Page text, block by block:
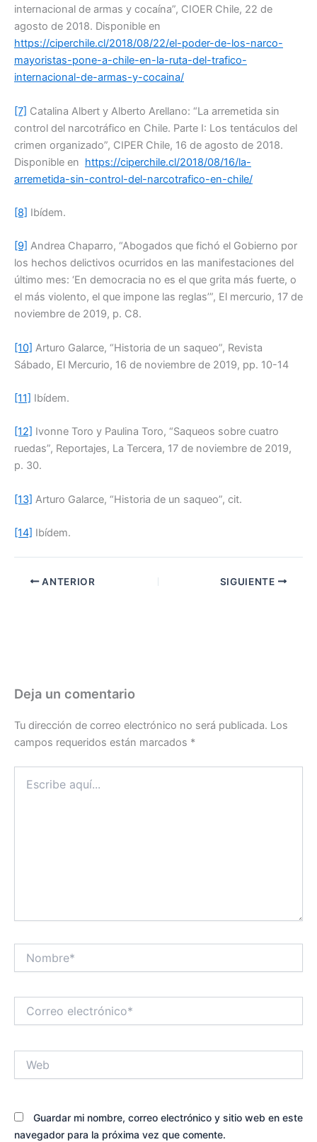
internacional de armas y cocaína”, CIOER Chile, 22 de
agosto de 2018. Disponible en
https://ciperchile.cl/2018/08/22/el-poder-de-los-narco-
mayoristas-pone-a-chile-en-la-ruta-del-trafico-
internacional-de-armas-y-cocaina/
[7] Catalina Albert y Alberto Arellano: “La arremetida sin
control del narcotráfico en Chile. Parte I: Los tentáculos del
crimen organizado”, CIPER Chile, 16 de agosto de 2018.
Disponible en https://ciperchile.cl/2018/08/16/la-
arremetida-sin-control-del-narcotrafico-en-chile/
[8] Ibídem.
[9] Andrea Chaparro, “Abogados que fichó el Gobierno por
los hechos delictivos ocurridos en las manifestaciones del
último mes: ‘En democracia no es el que grita más fuerte, o
el más violento, el que impone las reglas’”, El mercurio, 17 de
noviembre de 2019, p. C8.
[10] Arturo Galarce, “Historia de un saqueo”, Revista
Sábado, El Mercurio, 16 de noviembre de 2019, pp. 10-14
[11] Ibídem.
[12] Ivonne Toro y Paulina Toro, “Saqueos sobre cuatro
ruedas”, Reportajes, La Tercera, 17 de noviembre de 2019,
p. 30.
[13] Arturo Galarce, “Historia de un saqueo”, cit.
[14] Ibídem.
ANTERIOR SIGUIENTE
Deja un comentario
Tu dirección de correo electrónico no será publicada. Los
campos requeridos están marcados *
aquí...
electrónico*
Guardar mi nombre, correo electrónico y sitio web en este
navegador para la próxima vez que comente.